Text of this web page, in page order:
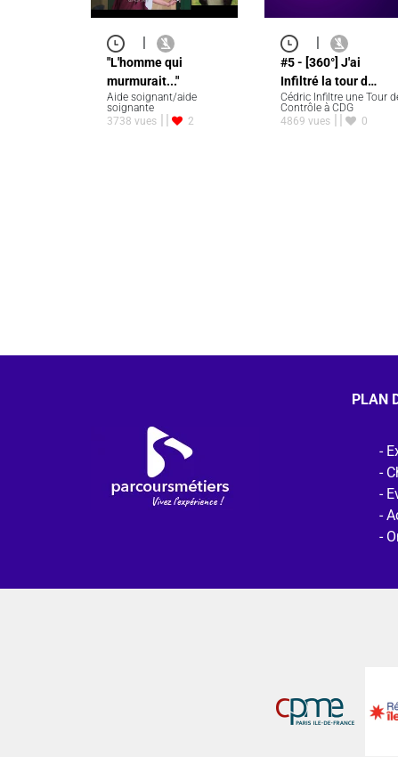
"L'homme qui
murmurait..."
Aide soignant/aide
soignante
3738 vues
2
|
#5 - [360°] J'ai
Infiltré la tour d…
Cédric Infiltre une Tour
Contrôle à CDG
4869 vues
0
PLAN